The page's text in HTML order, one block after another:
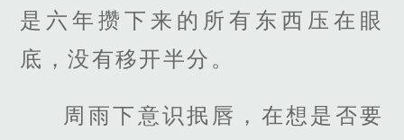
是六年攒下来的所有东西压在眼
底，没有移开半分。
周雨下意识抿唇，在想是否要